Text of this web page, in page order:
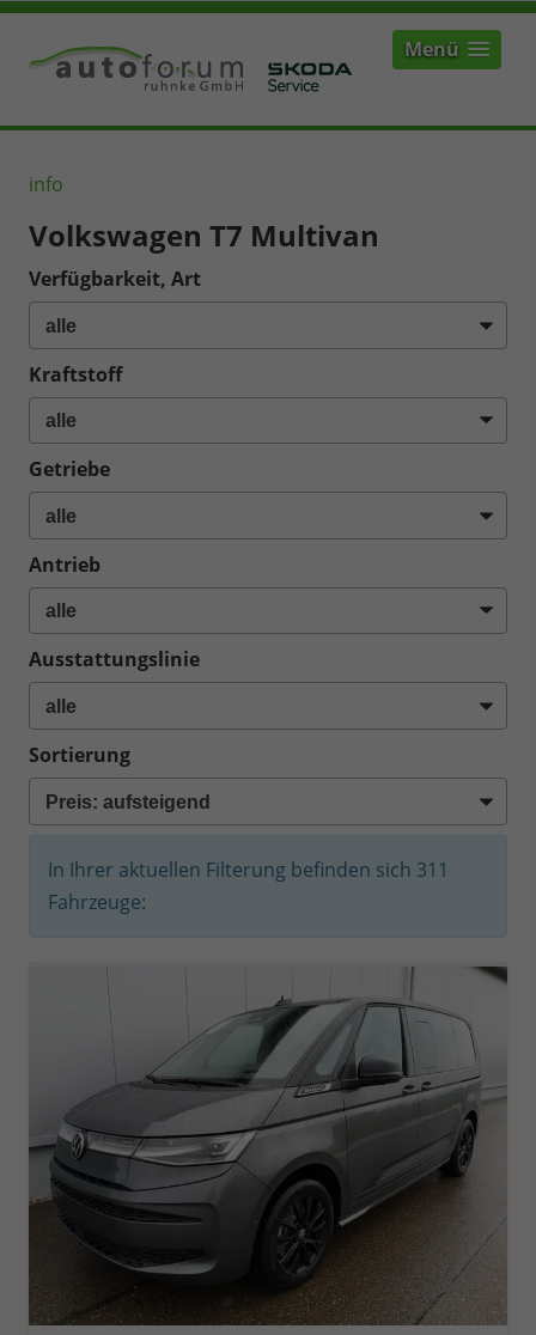
Menü
info
Volkswagen T7 Multivan
Verfügbarkeit, Art
Kraftstoff
Getriebe
Antrieb
Ausstattungslinie
Sortierung
In Ihrer aktuellen Filterung befinden sich 311
Fahrzeuge: